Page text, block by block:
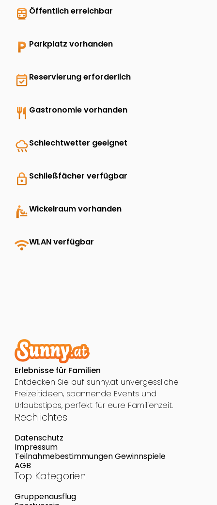
directions_transit Öffentlich erreichbar
local_parking Parkplatz vorhanden
event_availableReservierung erforderlich
restaurant Gastronomie vorhanden
rainySchlechtwetter geeignet
lock Schließfächer verfügbar
baby_changing_stationWickelraum vorhanden
wifiWLAN verfügbar
Erlebnisse für Familien
Entdecken Sie auf sunny.at unvergessliche
Freizeitideen, spannende Events und
Urlaubstipps, perfekt für eure Familienzeit.
Rechlichtes
Datenschutz
Impressum
Teilnahmebestimmungen Gewinnspiele
AGB
Top Kategorien
Gruppenausflug